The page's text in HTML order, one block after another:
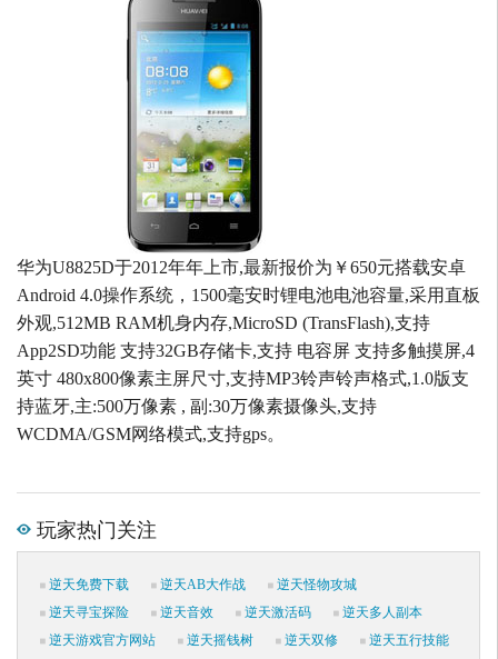
华为U8825D于2012年年上市,最新报价为￥650元搭载安卓
Android 4.0操作系统，1500毫安时锂电池电池容量,采用直板
外观,512MB RAM机身内存,MicroSD (TransFlash),支持
App2SD功能 支持32GB存储卡,支持 电容屏 支持多触摸屏,4
英寸 480x800像素主屏尺寸,支持MP3铃声铃声格式,1.0版支
持蓝牙,主:500万像素 , 副:30万像素摄像头,支持
WCDMA/GSM网络模式,支持gps。
玩家热门关注
逆天免费下载 逆天AB大作战
逆天怪物攻城
逆天寻宝探险
逆天音效 逆天激活码
逆天多人副本
逆天游戏官方网站
逆天摇钱树 逆天双修
逆天五行技能